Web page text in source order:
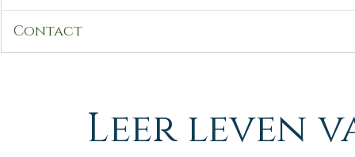
Contact
Leer leven